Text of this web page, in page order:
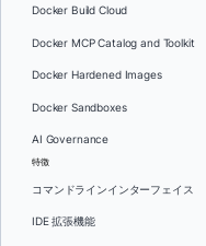
Docker Build Cloud
Docker MCP Catalog and Toolkit
Docker Hardened Images
Docker Sandboxes
AI Governance
特徴
コマンドラインインターフェイス
IDE 拡張機能